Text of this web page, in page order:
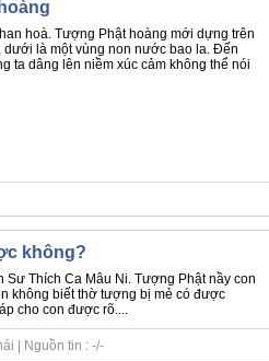
hoà. Tượng Phật hoàng mới dựng trên
là một vùng non nước bao la. Đến
ta dâng lên niềm xúc cảm không thể nói
không?
Sư Thích Ca Mâu Ni. Tượng Phật nầy con
không biết thờ tượng bị mẻ có được
cho con được rõ....
| Nguồn tin : -/-